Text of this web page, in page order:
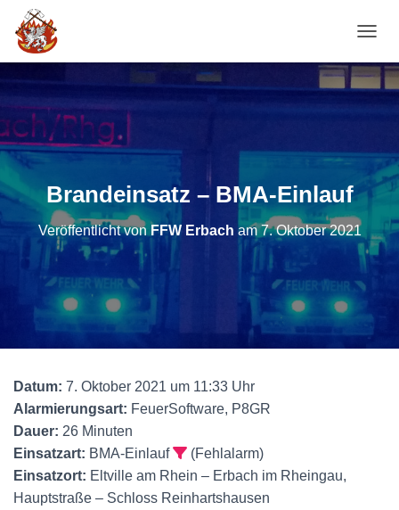
Brandeinsatz – BMA-Einlauf
Veröffentlicht von FFW Erbach am7. Oktober 2021
Datum: 7. Oktober 2021 um 11:33 Uhr
Alarmierungsart: FeuerSoftware, P8GR
Dauer: 26 Minuten
Einsatzart: BMA-Einlauf
(Fehlalarm)
Einsatzort: Eltville am Rhein – Erbach im Rheingau,
Hauptstraße – Schloss Reinhartshausen